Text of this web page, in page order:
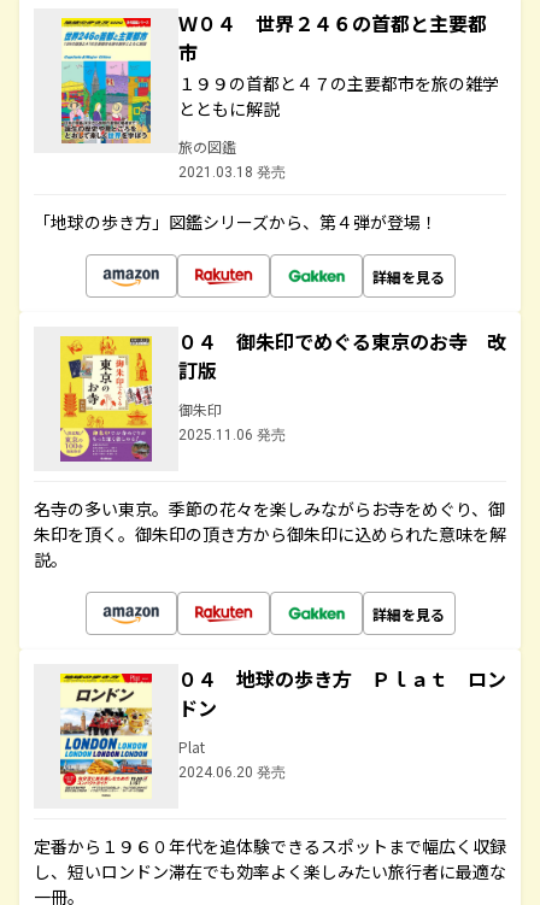
Ｗ０４ 世界２４６の首都と主要都
市
１９９の首都と４７の主要都市を旅の雑学
とともに解説
旅の図鑑
2021.03.18 発売
「地球の歩き方」図鑑シリーズから、第４弾が登場！
詳細を見る
０４ 御朱印でめぐる東京のお寺 改
訂版
御朱印
2025.11.06 発売
名寺の多い東京。季節の花々を楽しみながらお寺をめぐり、御
朱印を頂く。御朱印の頂き方から御朱印に込められた意味を解
説。
詳細を見る
０４ 地球の歩き方 Ｐｌａｔ ロン
ドン
Plat
2024.06.20 発売
定番から１９６０年代を追体験できるスポットまで幅広く収録
し、短いロンドン滞在でも効率よく楽しみたい旅行者に最適な
一冊。